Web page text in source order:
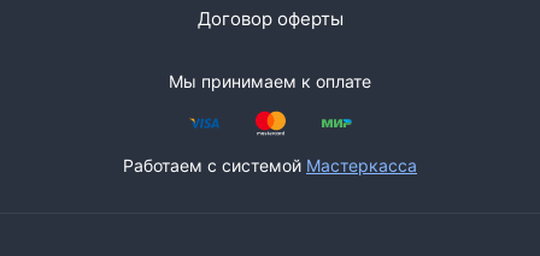
Договор оферты
Мы принимаем к оплате
Работаем с системой Мастеркасса